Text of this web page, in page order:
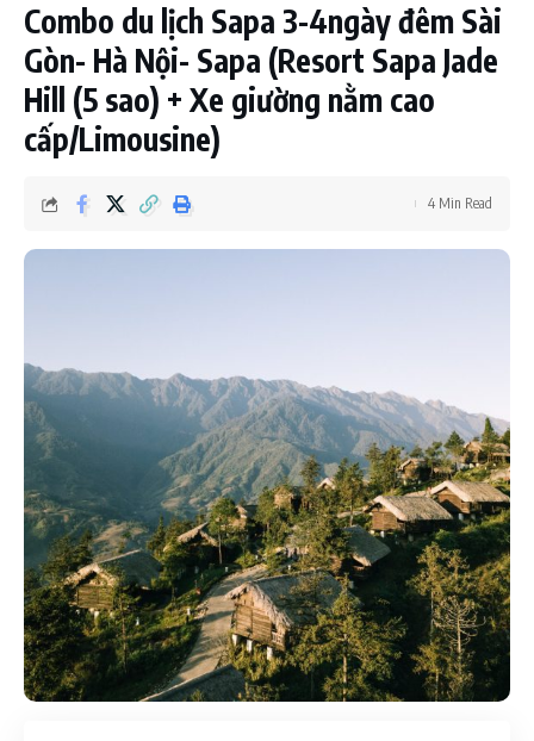
Combo du lịch Sapa 3-4ngày đêm Sài
Gòn- Hà Nội- Sapa (Resort Sapa Jade
Hill (5 sao) + Xe giường nằm cao
cấp/Limousine)
4 Min Read